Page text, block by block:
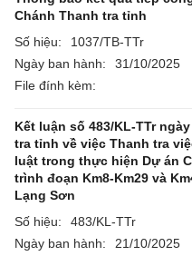
Chánh Thanh tra tỉnh
Số hiệu:
1037/TB-TTr
Ngày ban hành:
31/10/2025
File đính kèm:
Kết luận số 483/KL-TTr
tra tỉnh về việc Thanh tra
luật trong thực hiện Dự án
trình đoạn Km8-Km29 và
Lạng Sơn
Số hiệu:
483/KL-TTr
Ngày ban hành:
21/10/2025